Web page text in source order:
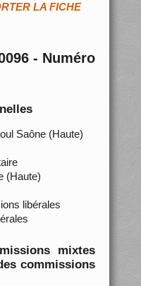
LA FICHE
- Numéro
Saône (Haute)
(Haute)
libérales
mixtes
commissions